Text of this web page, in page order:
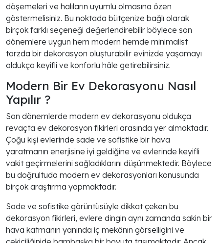
döşemeleri ve halıların uyumlu olmasına özen
göstermelisiniz. Bu noktada bütçenize bağlı olarak
birçok farklı seçeneği değerlendirebilir böylece son
dönemlere uygun hem modern hemde minimalist
tarzda bir dekorasyon oluşturabilir evinizde yaşamayı
oldukça keyifli ve konforlu hâle getirebilirsiniz.
Modern Bir Ev Dekorasyonu Nasıl
Yapılır ?
Son dönemlerde modern ev dekorasyonu oldukça
revaçta ev dekorasyon fikirleri arasında yer almaktadır.
Çoğu kişi evlerinde sade ve sofistike bir hava
yaratmanın enerjisine iyi geldiğine ve evlerinde keyifli
vakit geçirmelerini sağladıklarını düşünmektedir. Böylece
bu doğrultuda modern ev dekorasyonları konusunda
birçok araştırma yapmaktadır.
Sade ve sofistike görüntüsüyle dikkat çeken bu
dekorasyon fikirleri, evlere dingin aynı zamanda sakin bir
hava katmanın yanında iç mekânın görselligini ve